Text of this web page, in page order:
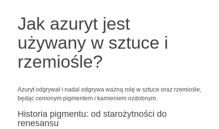
Jak azuryt jest
używany w sztuce i
rzemiośle?
Azuryt odgrywał i nadal odgrywa ważną rolę w sztuce oraz rzemiośle,
będąc cenionym pigmentem i kamieniem ozdobnym.
Historia pigmentu: od starożytności do
renesansu